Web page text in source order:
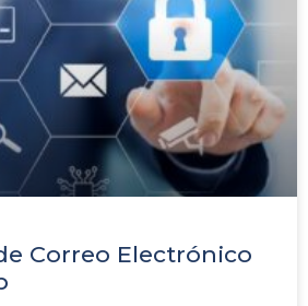
Correo Electrónico